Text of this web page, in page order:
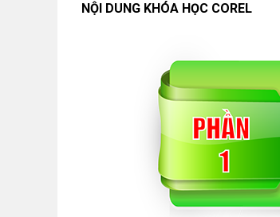
NỘI DUNG KHÓA HỌC COREL